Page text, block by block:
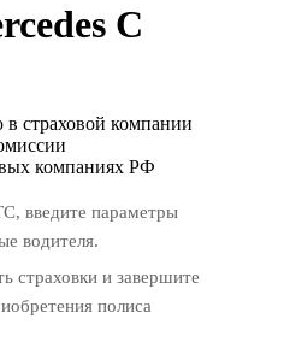
C
страховой компании
компаниях РФ
введите параметры
водителя.
страховки и завершите
полиса